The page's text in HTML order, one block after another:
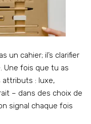
un cahier; il’s clarifier
Une fois que tu as
attributs : luxe,
– dans des choix de
signal chaque fois